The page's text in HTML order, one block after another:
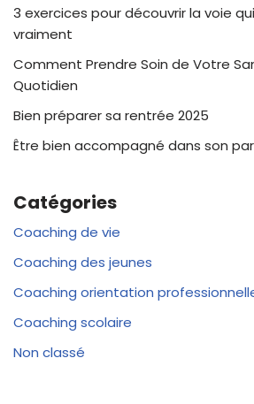
3 exercices pour découvrir la voie
vraiment
Comment Prendre Soin de Votre
Quotidien
Bien préparer sa rentrée 2025
Être bien accompagné dans son
Catégories
Coaching de vie
Coaching des jeunes
Coaching orientation
Coaching scolaire
Non classé